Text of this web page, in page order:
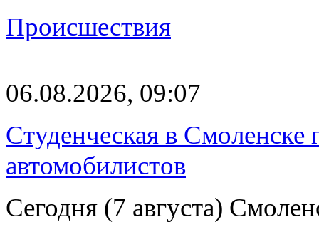
Происшествия
06.08.2026, 09:07
Студенческая в Смоленске
автомобилистов
Сегодня (7 августа)